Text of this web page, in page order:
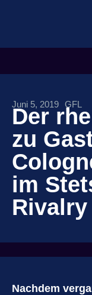
Juni 5, 2019 GFL
Der
zu
im
Rivalry
Nachdem